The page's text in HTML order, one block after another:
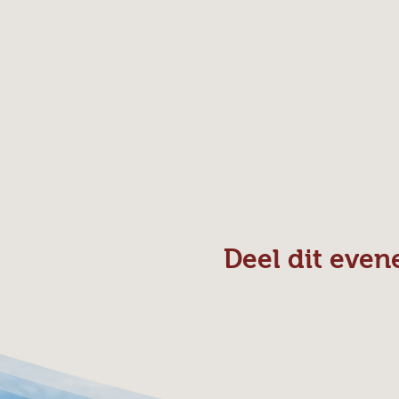
Deel dit